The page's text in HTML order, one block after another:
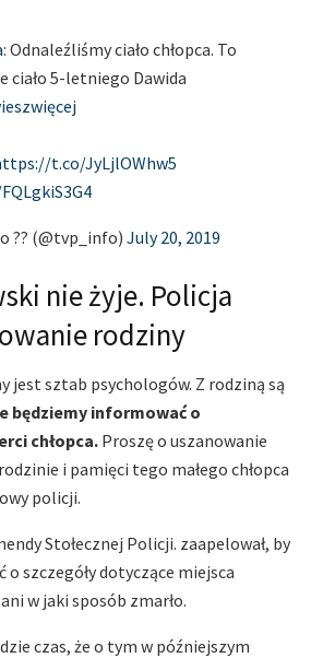
: Odnaleźliśmy ciało chłopca. To
ciało 5-letniego Dawida
t.co/JyLjlOWhw5
?? (@tvp_info) July 20, 2019
nie żyje. Policja
rodziny
jest sztab psychologów. Z rodziną są
będziemy informować o
chłopca.Proszę o uszanowanie
i pamięci tego małego chłopca
policji.
Stołecznej Policji. zaapelował, by
o szczegóły dotyczące miejsca
w jaki sposób zmarło.
czas, że o tym w późniejszym